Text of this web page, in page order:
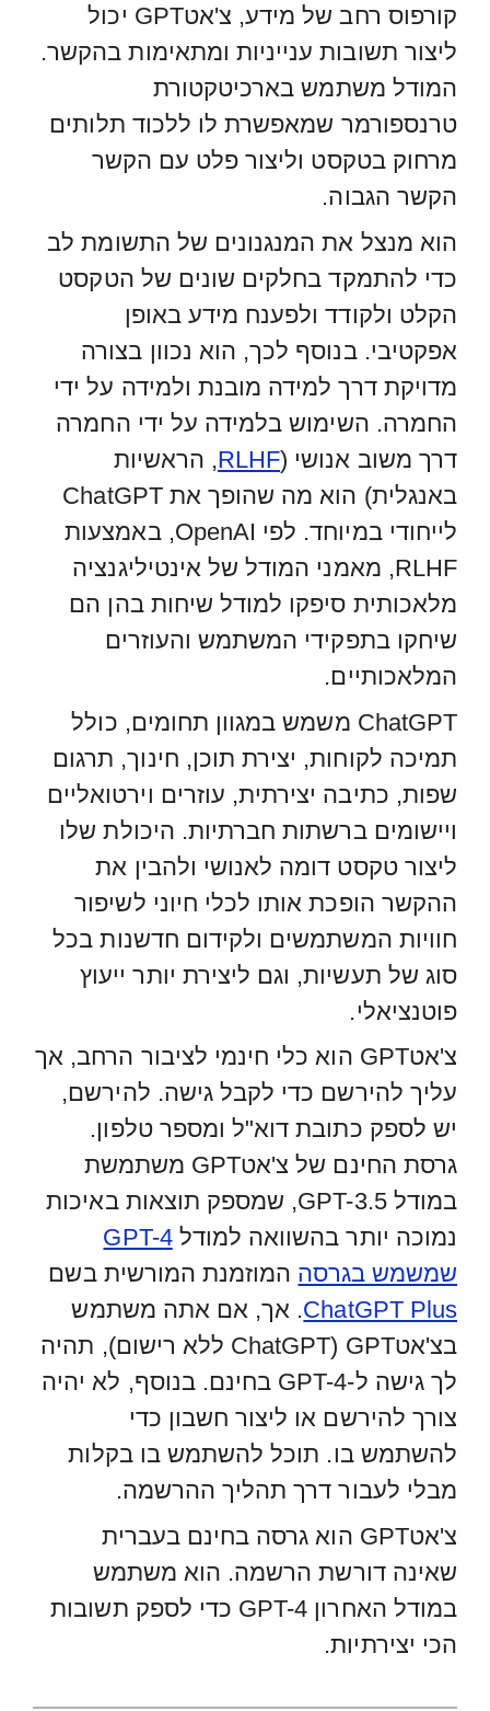
קורפוס רחב של מידע, צ'אטGPT יכול
ליצור תשובות ענייניות ומתאימות בהקשר.
המודל משתמש בארכיטקטורת
טרנספורמר שמאפשרת לו ללכוד תלותים
מרחוק בטקסט וליצור פלט עם הקשר
הקשר הגבוה.
הוא מנצל את המנגנונים של התשומת לב
כדי להתמקד בחלקים שונים של הטקסט
הקלט ולקודד ולפענח מידע באופן
אפקטיבי. בנוסף לכך, הוא נכוון בצורה
מדויקת דרך למידה מובנת ולמידה על ידי
החמרה. השימוש בלמידה על ידי החמרה
דרך משוב אנושי (RLHF, הראשיות
באנגלית) הוא מה שהופך את ChatGPT
לייחודי במיוחד. לפי OpenAI, באמצעות
RLHF, מאמני המודל של אינטיליגנציה
מלאכותית סיפקו למודל שיחות בהן הם
שיחקו בתפקידי המשתמש והעוזרים
המלאכותיים.
ChatGPT משמש במגוון תחומים, כולל
תמיכה לקוחות, יצירת תוכן, חינוך, תרגום
שפות, כתיבה יצירתית, עוזרים וירטואליים
ויישומים ברשתות חברתיות. היכולת שלו
ליצור טקסט דומה לאנושי ולהבין את
ההקשר הופכת אותו לכלי חיוני לשיפור
חוויות המשתמשים ולקידום חדשנות בכל
סוג של תעשיות, וגם ליצירת יותר ייעוץ
פוטנציאלי.
צ'אטGPT הוא כלי חינמי לציבור הרחב, אך
עליך להירשם כדי לקבל גישה. להירשם,
יש לספק כתובת דוא"ל ומספר טלפון.
גרסת החינם של צ'אטGPT משתמשת
במודל GPT-3.5, שמספק תוצאות באיכות
נמוכה יותר בהשוואה למודלGPT-4
שמשמש בגרסה המוזמנת המורשית בשם
ChatGPT Plus. אך, אם אתה משתמש
בצ'אטGPT (ChatGPT ללא רישום), תהיה
לך גישה ל-GPT-4 בחינם. בנוסף, לא יהיה
צורך להירשם או ליצור חשבון כדי
להשתמש בו. תוכל להשתמש בו בקלות
מבלי לעבור דרך תהליך ההרשמה.
צ'אטGPT הוא גרסה בחינם בעברית
שאינה דורשת הרשמה. הוא משתמש
במודל האחרון GPT-4 כדי לספק תשובות
הכי יצירתיות.